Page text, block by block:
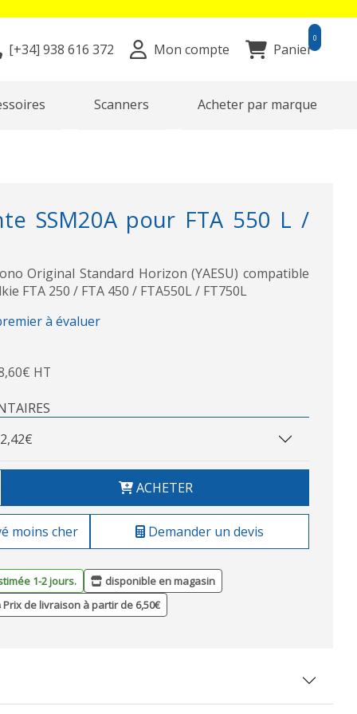
[+34] 938 616 372 Mon compte Panier
0
Scanners Acheter par marque
SSM20A pour FTA 550 L /
Original Standard Horizon (YAESU) compatible
FTA 250 / FTA 450 / FTA550L / FT750L
à évaluer
HT
ACHETER
moins cher Demander un devis
1-2 jours.
disponible en magasin
Prix de livraison à partir de 6,50€